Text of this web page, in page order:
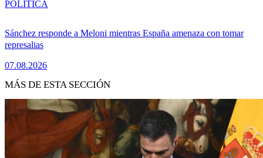
Sánchez responde a Meloni mientras España amenaza con tomar
represalias
07.08.2026
POLÍTICA
MÁS DE ESTA SECCIÓN